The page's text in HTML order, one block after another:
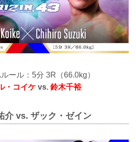
ール：5分 3R（66.0kg）
・コイケ vs. 鈴木千裕
介 vs. ザック・ゼイン